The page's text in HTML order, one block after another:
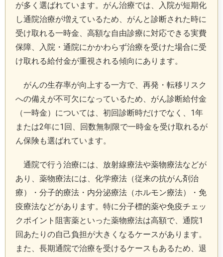
が多く選ばれています。がん治療では、入院が短期化
し通院治療が増えているため、がんと診断された時に
受け取れる一時金、高額な自由診療に対応できる実費
保障、入院・通院にかかわらず治療を受けた場合に受
け取れる給付金が重視される傾向にあります。
がんの生存率が向上する一方で、再発・転移リスク
への備えが不可欠になっているため、がん診断給付金
（一時金）については、初回診断時だけでなく、1年
または2年に1回、回数無制限で一時金を受け取れるが
ん保険も選ばれています。
通院で行う治療には、放射線療法や薬物療法などが
あり、薬物療法には、化学療法（従来の抗がん剤治
療）・分子的療法・内分泌療法（ホルモン療法）・免
疫療法などがあります。特に分子標的薬や免疫チェッ
クポイント阻害薬といった薬物療法は高額で、通院1
回あたりの自己負担が大きくなるケースがあります。
また、長期通院で治療を受けるケースもあるため、退